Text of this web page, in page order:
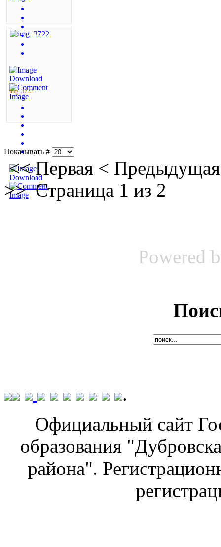
img_3722
Показывать #
<<Первая < Предыдущая
>> Страница 1 из 2
Powered
.
Официальный сайт
образования
района".